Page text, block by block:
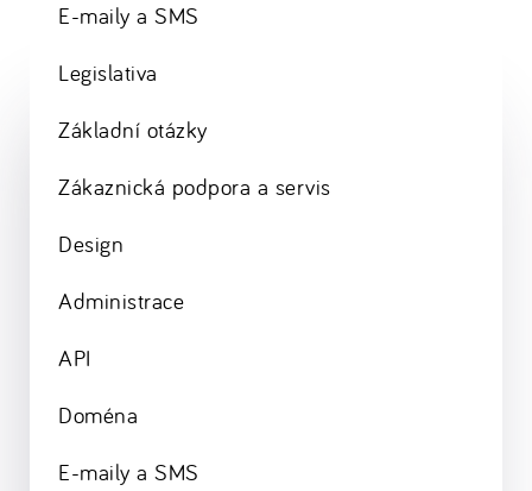
E-maily a SMS
Legislativa
Základní otázky
Zákaznická podpora a servis
Design
Administrace
API
Doména
E-maily a SMS